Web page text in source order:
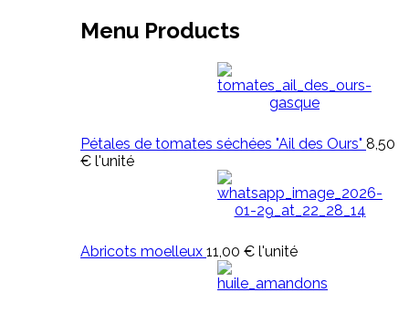
Menu Products
Pétales de tomates séchées "Ail des Ours" 8,50
€ l'unité
Abricots moelleux 11,00 € l'unité